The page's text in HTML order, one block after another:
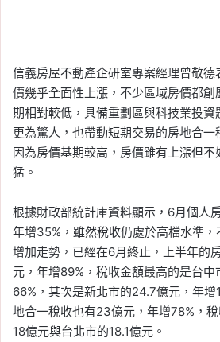
信義房屋不動產企研室專案經理曾敬
價幾乎全面性上漲，不少區域房價都
期相對較低，具備重劃區與科技業投
更為驚人，也帶動短期交易的房地合
因為房價基期較高，房價雖有上漲但
猛。
根據財政部統計庫資料顯示，6月個人
年增35%，雖然稅收仍處於高檔水準
增加走勢，已經在6月終止，上半年的
元，年增89%，稅收金額最高的是台
66%，其次是新北市的24.7億元，年
地合一稅收也有23億元，年增78%，
18億元與台北市的18.1億元。